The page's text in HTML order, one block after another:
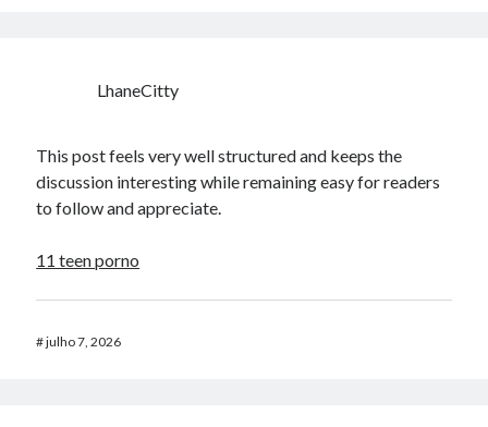
LhaneCitty
This post feels very well structured and keeps the
discussion interesting while remaining easy for readers
to follow and appreciate.
11 teen porno
#julho 7, 2026